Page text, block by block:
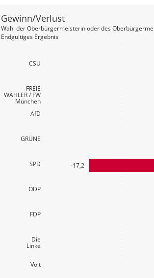
CSU
FREIE
WÄHLER / FW
München
AfD
GRÜNE
SPD
ÖDP
FDP
Die
Linke
Volt
-17,2
Gewinn/Verlust
Wahl der Oberbürgermeisterin oder des
Endgültiges Ergebnis